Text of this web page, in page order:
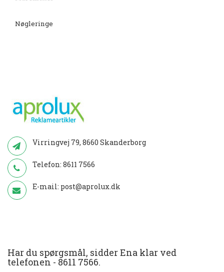
Nøgleringe
Virringvej 79, 8660 Skanderborg
Telefon: 8611 7566
E-mail: post@aprolux.dk
Har du spørgsmål, sidder Ena klar ved
telefonen - 8611 7566.